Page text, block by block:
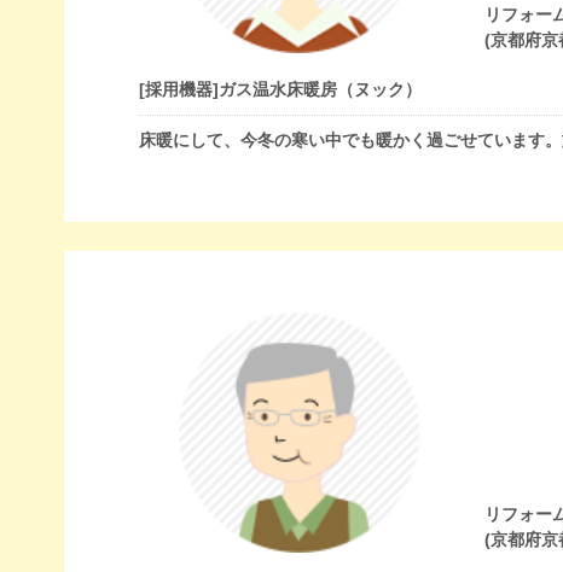
リフォー
(京都府京
[採用機器]ガス温水床暖房（ヌック）
床暖にして、今冬の寒い中でも暖かく過ごせています
リフォー
(京都府京